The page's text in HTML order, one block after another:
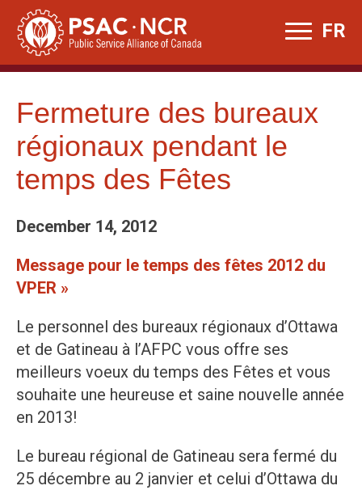
Skip
content
FR
Fermeture des bureaux
régionaux pendant le
temps des Fêtes
December 14, 2012
Message pour le temps des fêtes 2012 du
VPER »
Le personnel des bureaux régionaux d’Ottawa
et de Gatineau à l’AFPC vous offre ses
meilleurs voeux du temps des Fêtes et vous
souhaite une heureuse et saine nouvelle année
en 2013!
Le bureau régional de Gatineau sera fermé du
25 décembre au 2 janvier et celui d’Ottawa du